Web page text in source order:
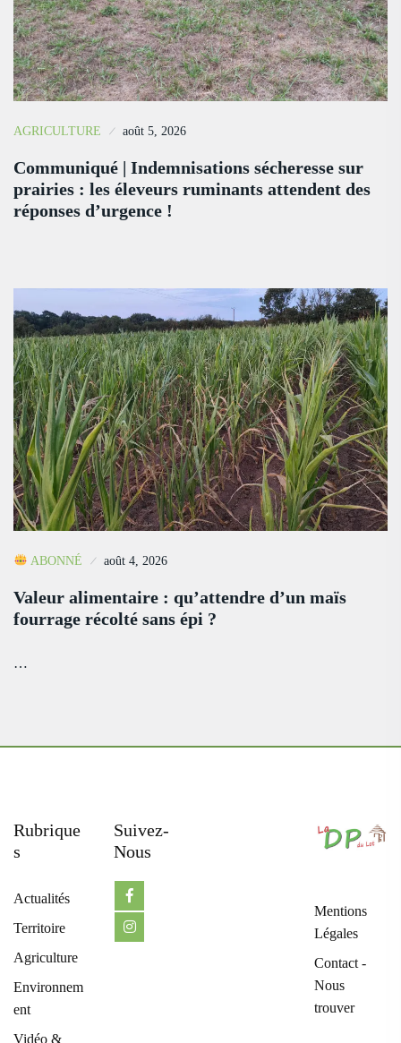
AGRICULTURE août 5, 2026
Communiqué | Indemnisations sécheresse sur
prairies : les éleveurs ruminants attendent des
réponses d’urgence !
ABONNÉ août 4, 2026
Valeur alimentaire : qu’attendre d’un maïs
fourrage récolté sans épi ?
…
Rubrique
S
Actualités
Territoire
Agriculture
Environnem
ent
Vidéo &
Suivez-
Nous
Mentions
Légales
Contact -
Nous
trouver